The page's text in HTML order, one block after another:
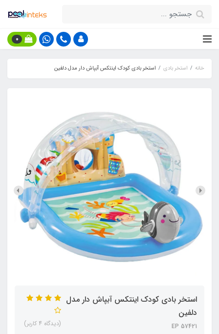
0
خانه استخر بادی استخر بادی کودک اینتکس آبپاش دار مدل دلفین
استخر بادی کودک اینتکس آبپاش دار مدل
دلفین
57421 EP (دیدگاه 4 کاربر)